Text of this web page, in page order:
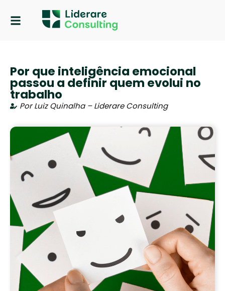
Por que inteligência emocional
passou a definir quem evolui no
trabalho
Por Luiz Quinalha – Liderare Consulting